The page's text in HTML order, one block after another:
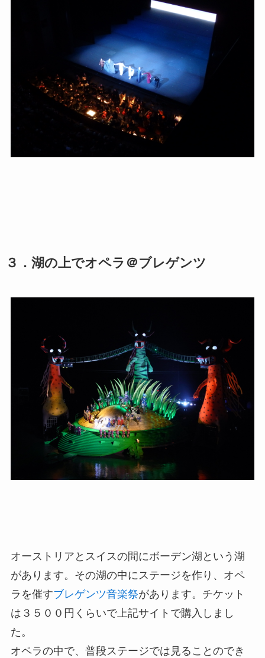
３．湖の上でオペラ＠ブレゲンツ
オーストリアとスイスの間にボーデン湖という湖
があります。その湖の中にステージを作り、オペ
ラを催すブレゲンツ音楽祭があります。チケット
は ３５００円くらいで上記サイトで購入しまし
た。
オペラの中で、普段ステージでは見ることのでき